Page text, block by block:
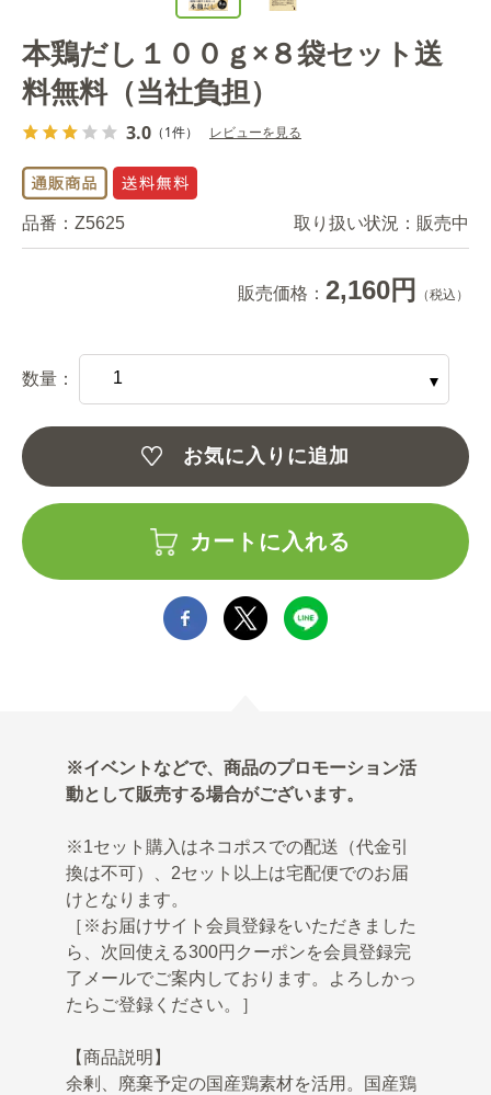
本鶏だし１００ｇ×８袋セット送
料無料（当社負担）
3.0 （1件） レビューを見る
品番： Z5625 取り扱い状況： 販売中
販売価格： 2,160円 （税込）
数量：
お気に入りに追加
カートに入れる
※イベントなどで、商品のプロモーション活
動として販売する場合がございます。
※1セット購入はネコポスでの配送（代金引
換は不可）、2セット以上は宅配便でのお届
けとなります。
［※お届けサイト会員登録をいただきました
ら、次回使える300円クーポンを会員登録完
了メールでご案内しております。よろしかっ
たらご登録ください。］
【商品説明】
余剰、廃棄予定の国産鶏素材を活用。国産鶏